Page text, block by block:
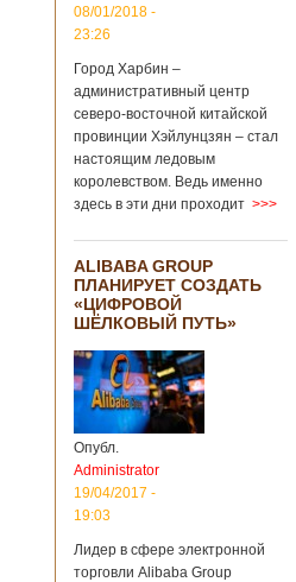
подряд Китай
становится
крупным
торговым
партнером
Германии
Как
свидетельствуют
данные, которые
Федеральным
статистическим
ведомством
Германии, в 2018
году статус самого
крупного торгового
партнера страны
остается за
Китаем, причем это
уже третий год
подряд. Объем
торговли между
Германией и
199,3 миллиарда
евро. Как
08/01/2018 -
23:26
Город Харбин –
административный центр
северо-восточной китайской
провинции Хэйлунцзян – стал
настоящим ледовым
королевством. Ведь именно
здесь в эти дни проходит >>>
ALIBABA GROUP
ПЛАНИРУЕТ СОЗДАТЬ
«ЦИФРОВОЙ
ШЁЛКОВЫЙ ПУТЬ»
Опубл.
Administrator
19/04/2017 -
19:03
Лидер в сфере электронной
торговли Alibaba Group